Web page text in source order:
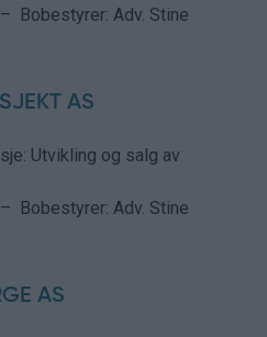
Bobestyrer: Adv. Stine
AS
Utvikling og salg av
Bobestyrer: Adv. Stine
AS